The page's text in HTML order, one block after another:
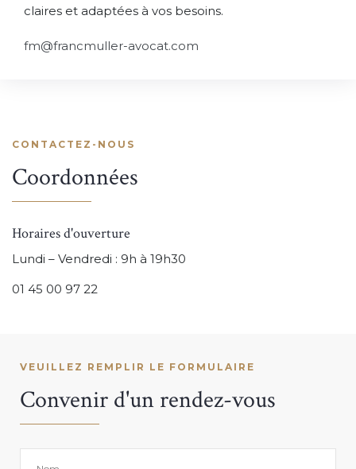
claires et adaptées à vos besoins.
fm@francmuller-avocat.com
CONTACTEZ-NOUS
Coordonnées
Horaires d'ouverture
Lundi – Vendredi : 9h à 19h30
01 45 00 97 22
VEUILLEZ REMPLIR LE FORMULAIRE
Convenir d'un rendez-vous